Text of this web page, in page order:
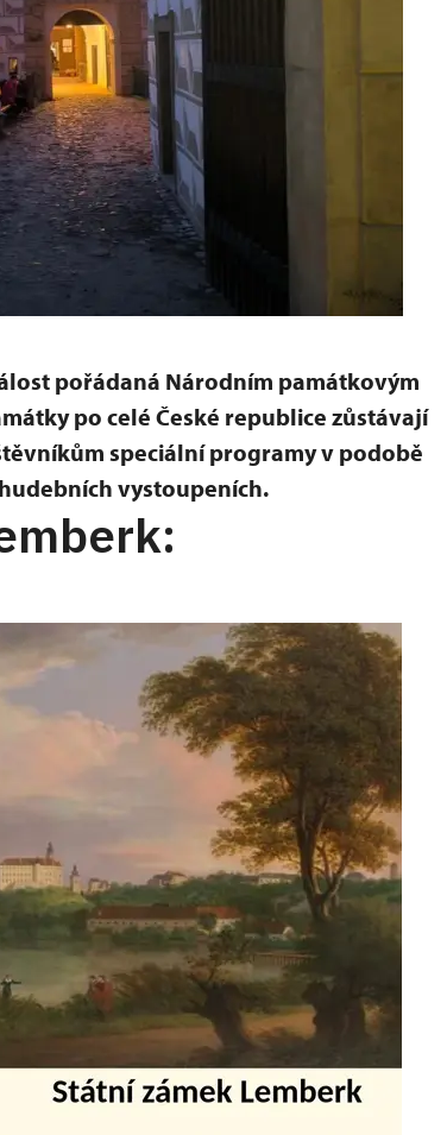
pořádaná Národním památkovým
po celé České republice zůstávají
speciální programy v podobě
vystoupeních.